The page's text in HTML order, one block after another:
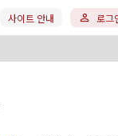
사이트 안내 로그